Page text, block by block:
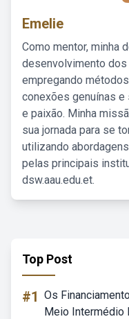
Emelie
Como mentor, minha
desenvolvimento dos
empregando
conexões genuínas
e paixão. Minha
sua jornada para se
utilizando
pelas principais
dsw.aau.edu.et.
Top Post
#1 Os
Meio Intermédio